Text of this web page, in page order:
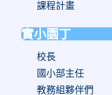
課程計畫
實小園丁
校長
國小部主任
教務組夥伴們